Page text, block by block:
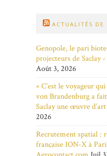
ACTUALITÉS DE
Genopole, le pari
projecteurs de Saclay
Août 3, 2026
« C’est le voyageur
von Brandenburg a
Saclay une œuvre
2026
Recrutement spatial :
française ION-X à